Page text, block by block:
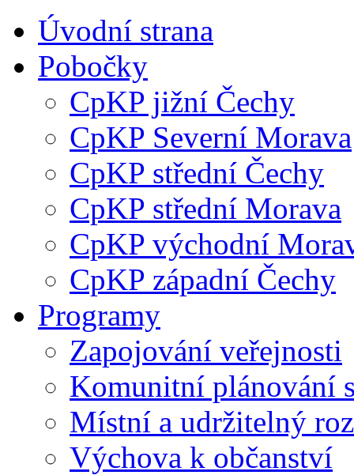
Úvodní strana
Pobočky
CpKP jižní Čechy
CpKP Severní Morava
CpKP střední Čechy
CpKP střední Morava
CpKP východní
CpKP západní Čechy
Programy
Zapojování veřejnosti
Komunitní plánování
Místní a udržitelný
Výchova k občanství